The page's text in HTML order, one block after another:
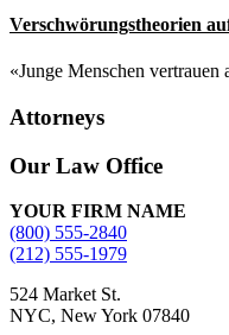
Verschwörungstheorien
«Junge Menschen
Attorneys
Site
Footer
Our Law Office
YOUR FIRM NAME
(800) 555-2840
(212) 555-1979
524 Market St.
NYC, New York 07840